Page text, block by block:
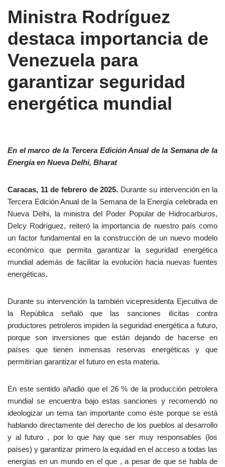
Ministra Rodríguez
destaca importancia de
Venezuela para
garantizar seguridad
energética mundial
En el marco de la Tercera Edición Anual de la Semana de la
Energía en Nueva Delhi, Bharat
Caracas, 11 de febrero de 2025. Durante su intervención en la
Tercera Edición Anual de la Semana de la Energía celebrada en
Nueva Delhi, la ministra del Poder Popular de Hidrocarburos,
Delcy Rodríguez, reiteró la importancia de nuestro país como
un factor fundamental en la construcción de un nuevo modelo
económico que permita garantizar la seguridad energética
mundial además de facilitar la evolución hacia nuevas fuentes
energéticas.
Durante su intervención la también vicepresidenta Ejecutiva de
la República señaló que las sanciones ilícitas contra
productores petroleros impiden la seguridad energética a futuro,
porque son inversiones que están dejando de hacerse en
países que tienen inmensas reservas energéticas y que
permitirían garantizar el futuro en esta materia.
En este sentido añadió que el 26 % de la producción petrolera
mundial se encuentra bajo estas sanciones y recomendó no
ideologizar un tema tan importante como éste porque se está
hablando directamente del derecho de los pueblos al desarrollo
y al futuro , por lo que hay que ser muy responsables (los
países) y garantizar primero la equidad en el acceso a todas las
energías en un mundo en el que , a pesar de que se habla de